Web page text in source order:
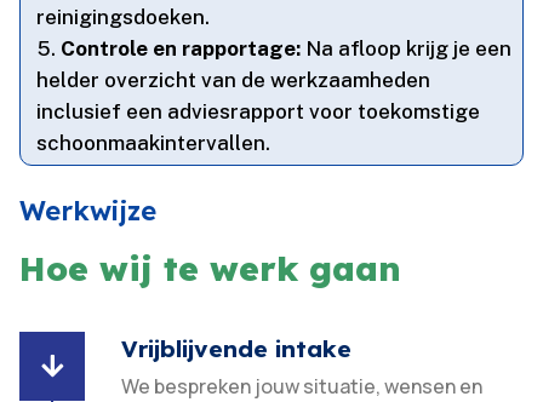
reinigingsdoeken.​
Controle en rapportage: Na afloop krijg je een
helder overzicht van de werkzaamheden
inclusief een adviesrapport voor toekomstige
schoonmaakintervallen.​
Werkwijze
Hoe wij te werk gaan

Vrijblijvende intake
We bespreken jouw situatie, wensen en